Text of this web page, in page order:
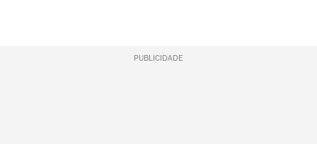
PUBLICIDADE